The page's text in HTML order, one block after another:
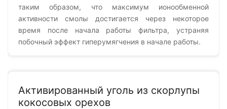
таким образом, что максимум ионообменной
активности смолы достигается через некоторое
время после начала работы фильтра, устраняя
побочный эффект гиперумягчения в начале работы.
Активированный уголь из скорлупы
кокосовых орехов